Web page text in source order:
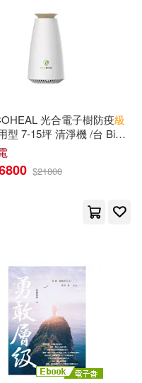
蘭(1)
(1)
命題
試用書
試輔導
試用書
光合電子樹防疫級
型 7-15坪 清淨機 /台 Big
$21800